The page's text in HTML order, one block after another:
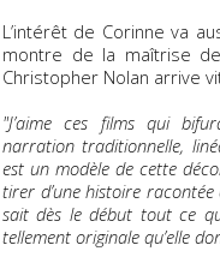
L’intérêt de Corinne va
montre de la maîtrise
Christopher Nolan arrive
"J’aime ces films qui
narration traditionnelle,
est un modèle de cette
tirer d’une histoire
sait dès le début tout ce
tellement originale qu’elle